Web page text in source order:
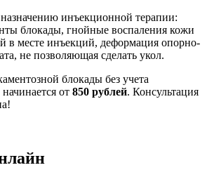
инъекционной терапии:
блокады, гнойные воспаления кожи
в месте инъекций, деформация опорно-
не позволяющая сделать укол.
блокады без учета
от 850 рублей. Консультация